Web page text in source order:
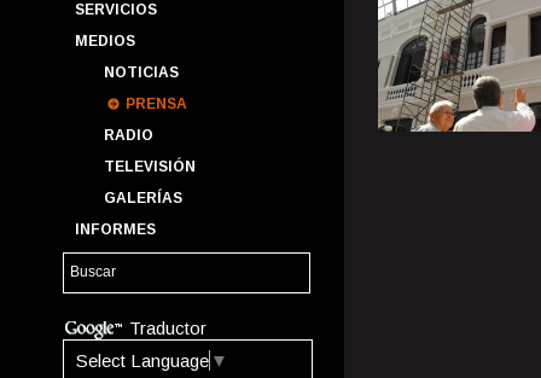
SERVICIOS
MEDIOS
NOTICIAS
PRENSA
RADIO
TELEVISIÓN
GALERÍAS
INFORMES
Traductor
Select Language ▼